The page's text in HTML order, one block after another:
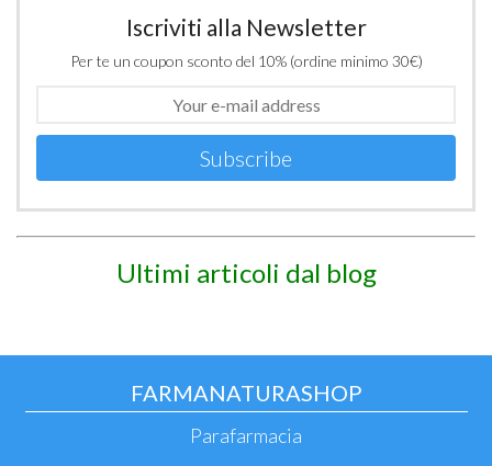
Iscriviti alla Newsletter
Per te un coupon sconto del 10% (ordine minimo 30€)
Subscribe
Ultimi articoli dal blog
FARMANATURASHOP
Parafarmacia